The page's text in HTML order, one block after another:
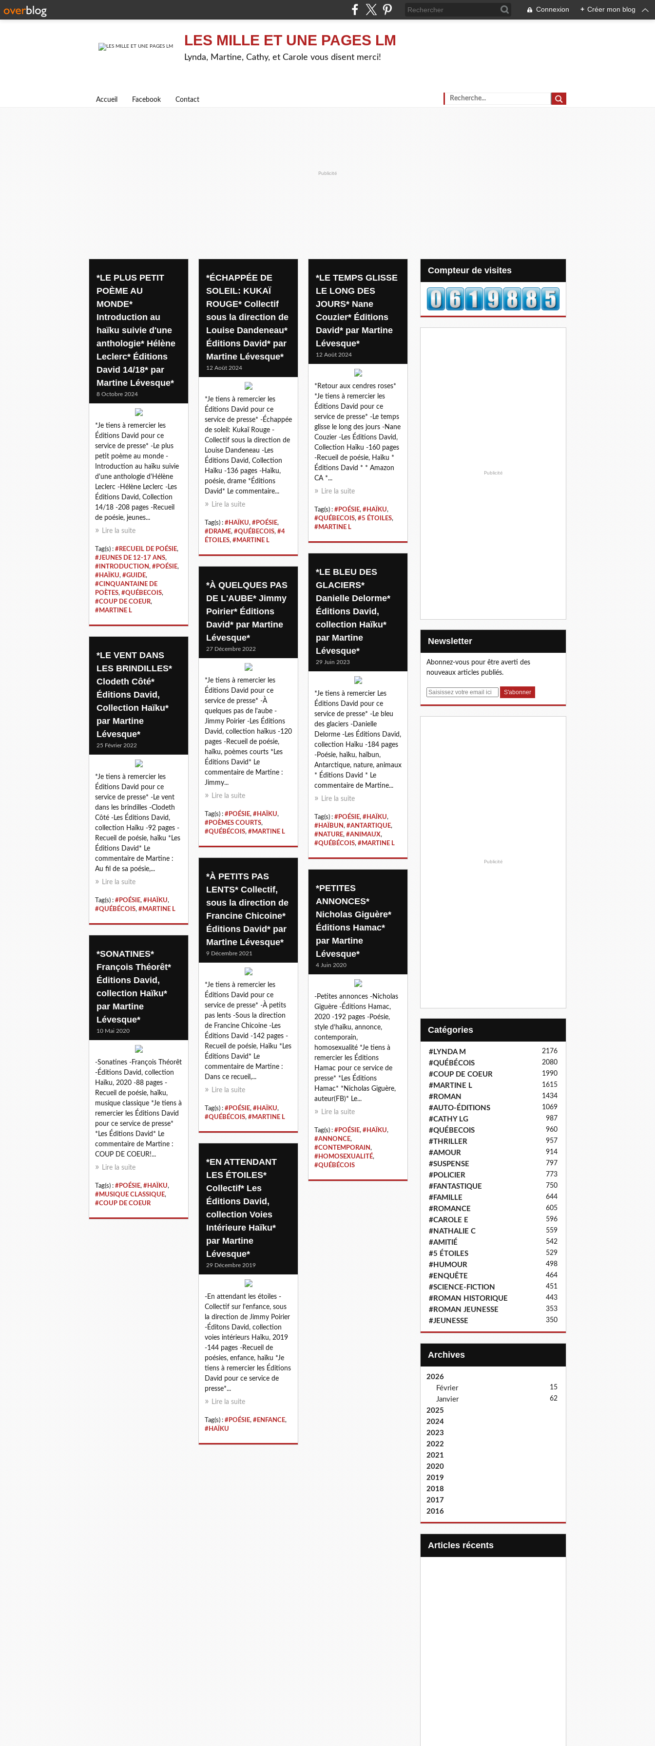
Connexion + Créer mon blog
LES MILLE ET UNE PAGES LM
Lynda, Martine, Cathy, et Carole vous disent merci!
Accueil Facebook Contact
Publicité
haiku
*LE PLUS PETIT
POÈME AU
MONDE*
Introduction au
haïku suivie d'une
anthologie* Hélène
Leclerc* Éditions
David 14/18* par
Martine Lévesque*
8 Octobre 2024
*Je tiens à remercier les
Éditions David pour ce
service de presse* -Le plus
petit poème au monde -
Introduction au haïku suivie
d'une anthologie d'Hélène
Leclerc -Hélène Leclerc -Les
Éditions David, Collection
14/18 -208 pages -Recueil
de poésie, jeunes...
Lire la suite
Tag(s) : #RECUEIL DE POÉSIE,
#JEUNES DE 12-17 ANS,
#INTRODUCTION, #POÉSIE,
#HAÏKU, #GUIDE,
#CINQUANTAINE DE
POÈTES, #QUÉBECOIS,
#COUP DE COEUR,
#MARTINE L
*ÉCHAPPÉE DE
SOLEIL: KUKAÏ
ROUGE* Collectif
sous la direction de
Louise Dandeneau*
Éditions David* par
Martine Lévesque*
12 Août 2024
*Je tiens à remercier les
Éditions David pour ce
service de presse* -Échappée
de soleil: Kukaï Rouge -
Collectif sous la direction de
Louise Dandeneau -Les
Éditions David, Collection
Haïku -136 pages -Haïku,
poésie, drame *Éditions
David* Le commentaire...
Lire la suite
Tag(s) : #HAÏKU, #POÉSIE,
#DRAME, #QUÉBECOIS, #4
ÉTOILES, #MARTINE L
*LE TEMPS GLISSE
LE LONG DES
JOURS* Nane
Couzier* Éditions
David* par Martine
Lévesque*
12 Août 2024
*Retour aux cendres roses*
*Je tiens à remercier les
Éditions David pour ce
service de presse* -Le temps
glisse le long des jours -Nane
Couzier -Les Éditions David,
Collection Haïku -160 pages
-Recueil de poésie, Haïku *
Éditions David * * Amazon
CA *...
Lire la suite
Tag(s) : #POÉSIE, #HAÏKU,
#QUÉBECOIS, #5 ÉTOILES,
#MARTINE L
*LE BLEU DES
GLACIERS*
Danielle Delorme*
Éditions David,
collection Haïku*
par Martine
Lévesque*
29 Juin 2023
*Je tiens à remercier Les
Éditions David pour ce
service de presse* -Le bleu
des glaciers -Danielle
Delorme -Les Éditions David,
collection Haïku -184 pages
-Poésie, haïku, haïbun,
Antarctique, nature, animaux
* Éditions David * Le
commentaire de Martine...
Lire la suite
Tag(s) : #POÉSIE, #HAÏKU,
#HAÏBUN, #ANTARTIQUE,
#NATURE, #ANIMAUX,
#QUÉBÉCOIS, #MARTINE L
*À QUELQUES PAS
DE L'AUBE* Jimmy
Poirier* Éditions
David* par Martine
Lévesque*
27 Décembre 2022
*Je tiens à remercier les
Éditions David pour ce
service de presse* -À
quelques pas de l'aube -
Jimmy Poirier -Les Éditions
David, collection haïkus -120
pages -Recueil de poésie,
haïku, poèmes courts *Les
Éditions David* Le
commentaire de Martine :
Jimmy...
Lire la suite
Tag(s) : #POÉSIE, #HAÏKU,
#POÈMES COURTS,
#QUÉBÉCOIS, #MARTINE L
*LE VENT DANS
LES BRINDILLES*
Clodeth Côté*
Éditions David,
Collection Haïku*
par Martine
Lévesque*
25 Février 2022
*Je tiens à remercier les
Éditions David pour ce
service de presse* -Le vent
dans les brindilles -Clodeth
Côté -Les Éditions David,
collection Haïku -92 pages -
Recueil de poésie, haïku *Les
Éditions David* Le
commentaire de Martine :
Au fil de sa poésie,...
Lire la suite
Tag(s) : #POÉSIE, #HAÏKU,
#QUÉBÉCOIS, #MARTINE L
*À PETITS PAS
LENTS* Collectif,
sous la direction de
Francine Chicoine*
Éditions David* par
Martine Lévesque*
9 Décembre 2021
*Je tiens à remercier les
Éditions David pour ce
service de presse* -À petits
pas lents -Sous la direction
de Francine Chicoine -Les
Éditions David -142 pages -
Recueil de poésie, Haïku *Les
Éditions David* Le
commentaire de Martine :
Dans ce recueil,...
Lire la suite
Tag(s) : #POÉSIE, #HAÏKU,
#QUÉBÉCOIS, #MARTINE L
*PETITES
ANNONCES*
Nicholas Giguère*
Éditions Hamac*
par Martine
Lévesque*
4 Juin 2020
-Petites annonces -Nicholas
Giguère -Éditions Hamac,
2020 -192 pages -Poésie,
style d’haïku, annonce,
contemporain,
homosexualité *Je tiens à
remercier les Éditions
Hamac pour ce service de
presse* *Les Éditions
Hamac* *Nicholas Giguère,
auteur(FB)* Le...
Lire la suite
Tag(s) : #POÉSIE, #HAÏKU,
#ANNONCE,
#CONTEMPORAIN,
#HOMOSEXUALITÉ,
#QUÉBÉCOIS
*SONATINES*
François Théorêt*
Éditions David,
collection Haïku*
par Martine
Lévesque*
10 Mai 2020
-Sonatines -François Théorêt
-Éditions David, collection
Haïku, 2020 -88 pages -
Recueil de poésie, haïku,
musique classique *Je tiens à
remercier les Éditions David
pour ce service de presse*
*Les Éditions David* Le
commentaire de Martine :
COUP DE COEUR!...
Lire la suite
Tag(s) : #POÉSIE, #HAÏKU,
#MUSIQUE CLASSIQUE,
#COUP DE COEUR
*EN ATTENDANT
LES ÉTOILES*
Collectif* Les
Éditions David,
collection Voies
Intérieure Haïku*
par Martine
Lévesque*
29 Décembre 2019
-En attendant les étoiles -
Collectif sur l'enfance, sous
la direction de Jimmy Poirier
-Éditons David, collection
voies intérieurs Haïku, 2019
-144 pages -Recueil de
poésies, enfance, haïku *Je
tiens à remercier les Éditions
David pour ce service de
presse*...
Lire la suite
Tag(s) : #POÉSIE, #ENFANCE,
#HAÏKU
Compteur de visites
Publicité
Newsletter
Abonnez-vous pour être averti des
nouveaux articles publiés.
E
Publicité
Catégories
#LYNDA M 2176
#QUÉBÉCOIS 2080
#COUP DE COEUR 1990
#MARTINE L 1615
#ROMAN 1434
#AUTO-ÉDITIONS 1069
#CATHY LG 987
#QUÉBECOIS 960
#THRILLER 957
#AMOUR 914
#SUSPENSE 797
#POLICIER 773
#FANTASTIQUE 750
#FAMILLE 644
#ROMANCE 605
#CAROLE E 596
#NATHALIE C 559
#AMITIÉ 542
#5 ÉTOILES 529
#HUMOUR 498
#ENQUÊTE 464
#SCIENCE-FICTION 451
#ROMAN HISTORIQUE 443
#ROMAN JEUNESSE 353
#JEUNESSE 350
Archives
2026
Février
15
Janvier 62
2025
2024
2023
2022
2021
2020
2019
2018
2017
2016
articles récents